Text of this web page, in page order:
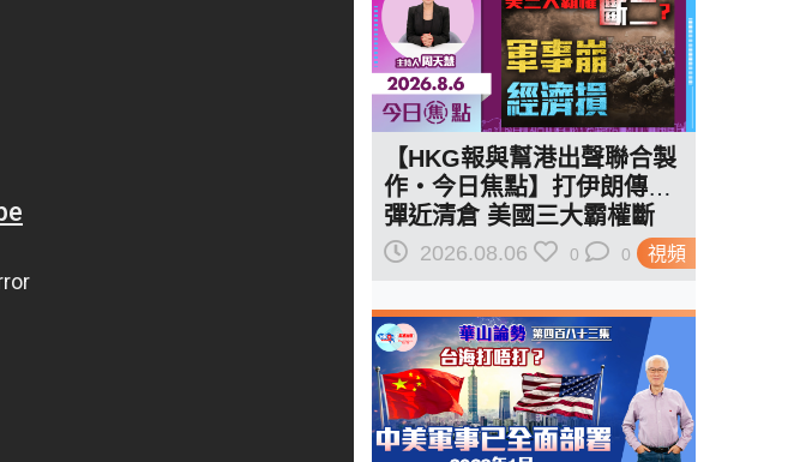
視頻
【HKG報與幫港出聲聯合製
作‧今日焦點】打伊朗傳導
彈近清倉 美國三大霸權斷
二？軍事崩 經濟損
2026.08.06 0 0